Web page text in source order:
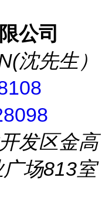
公司
沈先生）
发区金高
场813室